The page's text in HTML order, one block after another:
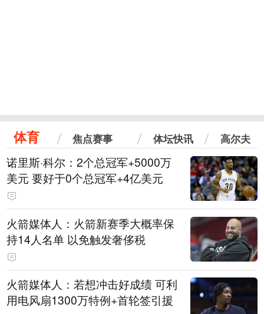
体育 焦点赛事 体坛快讯 高尔夫
诺里斯·科尔：2个总冠军+5000万
美元 要好于0个总冠军+4亿美元
火箭媒体人：火箭新赛季大概率保
持14人名单 以免触发奢侈税
火箭媒体人：若想冲击好成绩 可利
用电风扇1300万特例+首轮签引援